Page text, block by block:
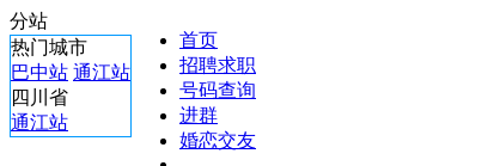
分站
热门城市
巴中站 通江站
四川省
通江站
首页
招聘求职
号码查询
进群
婚恋交友